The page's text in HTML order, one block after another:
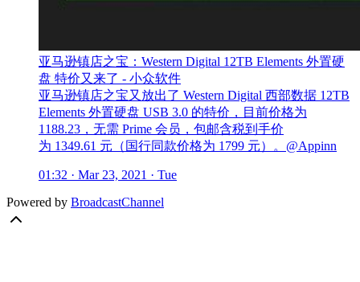
亚马逊镇店之宝：Western Digital 12TB Elements 外置硬
盘 特价又来了 - 小众软件
亚马逊镇店之宝又放出了 Western Digital 西部数据 12TB
Elements 外置硬盘 USB 3.0 的特价，目前价格为
1188.23，无需 Prime 会员，包邮含税到手价
为 1349.61 元（国行同款价格为 1799 元）。@Appinn
01:32 · Mar 23, 2021 · Tue
Powered by BroadcastChannel